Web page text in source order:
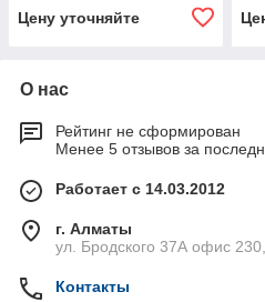
Цену уточняйте
О нас
Рейтинг не сформирован
Менее 5 отзывов за
Работает с 14.03.2012
г. Алматы
ул. Бродского 37А офис
Контакты